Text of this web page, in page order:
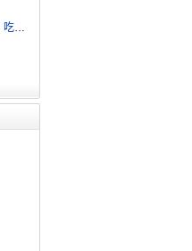
一招鲜，吃遍天